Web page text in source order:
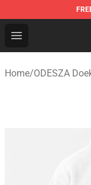
Open menu
ODESZA
Home/ODESZA